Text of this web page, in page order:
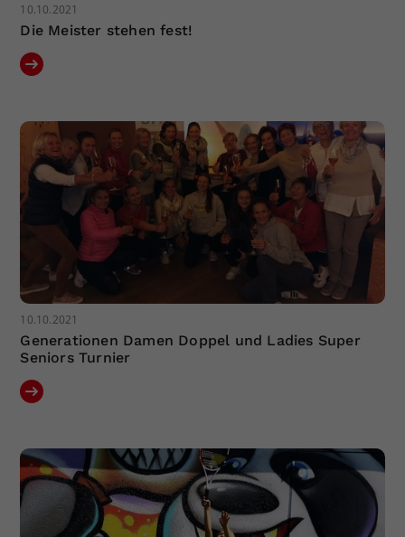
10.10.2021
Die Meister stehen fest!
10.10.2021
Generationen Damen Doppel und Ladies Super
Seniors Turnier